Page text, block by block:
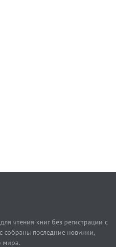
чтения книг без регистрации с
собраны последние новинки,
мира.